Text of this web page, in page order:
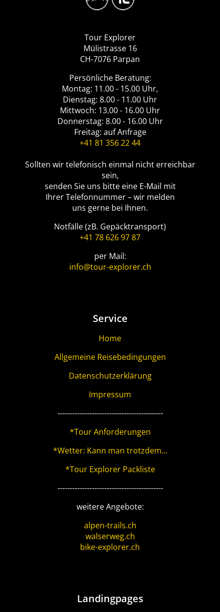
ExplorerTour Explorer
Mülistrasse 16
CH-7076 Parpan
Persönliche Beratung:
Montag: 11.00 - 15.00 Uhr,
Dienstag: 8.00 - 11.00 Uhr
Mittwoch: 13.00 - 16.00 Uhr
Donnerstag: 8.00 - 16.00 Uhr
Freitag: auf Anfrage
+41 81 356 22 44
Sollten wir telefonisch einmal nicht erreichbar
sein,
senden Sie uns bitte eine E-Mail mit
Ihrer Telefonnummer – wir melden
uns gerne bei Ihnen.
Notfälle (zB. Gepäcktransport)
+41 78 626 97 87
per Mail:
info@tour-explorer.ch
Service
Home
Allgemeine Reisebedingungen
Datenschutzerklärung
Impressum
-------------------------------------------
*Tour Anforderungen
*Wetter: Kann man trotzdem...
*Tour Explorer Packliste
-------------------------------------------
weitere Angebote:
alpen-trails.ch
walserweg.ch
bike-explorer.ch
Landingpages